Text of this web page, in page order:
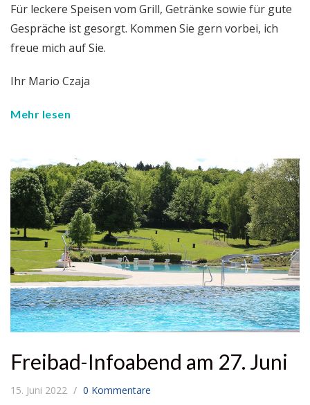
Für leckere Speisen vom Grill, Getränke sowie für gute
Gespräche ist gesorgt. Kommen Sie gern vorbei, ich
freue mich auf Sie.
Ihr Mario Czaja
Mehr lesen
Freibad-Infoabend am 27. Juni
15. Juni 2022 0 Kommentare